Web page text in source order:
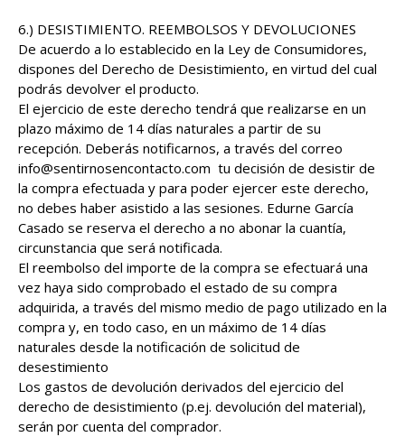
6.) DESISTIMIENTO. REEMBOLSOS Y DEVOLUCIONES
De acuerdo a lo establecido en la Ley de Consumidores,
dispones del Derecho de Desistimiento, en virtud del cual
podrás devolver el producto.
El ejercicio de este derecho tendrá que realizarse en un
plazo máximo de 14 días naturales a partir de su
recepción. Deberás notificarnos, a través del correo
info@sentirnosencontacto.com tu decisión de desistir de
la compra efectuada y para poder ejercer este derecho,
no debes haber asistido a las sesiones. Edurne García
Casado se reserva el derecho a no abonar la cuantía,
circunstancia que será notificada.
El reembolso del importe de la compra se efectuará una
vez haya sido comprobado el estado de su compra
adquirida, a través del mismo medio de pago utilizado en la
compra y, en todo caso, en un máximo de 14 días
naturales desde la notificación de solicitud de
desestimiento
Los gastos de devolución derivados del ejercicio del
derecho de desistimiento (p.ej. devolución del material),
serán por cuenta del comprador.